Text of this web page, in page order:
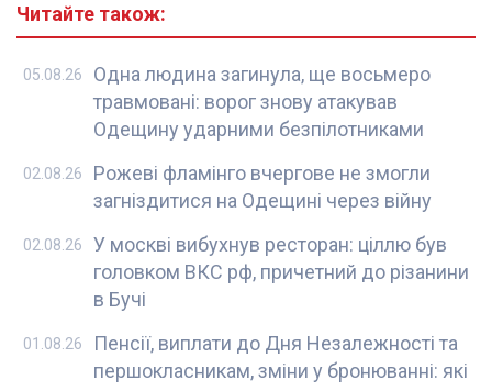
Читайте також:
Одна людина загинула, ще восьмеро
травмовані: ворог знову атакував
Одещину ударними безпілотниками
05.08.26
Рожеві фламінго вчергове не змогли
загніздитися на Одещині через війну
02.08.26
У москві вибухнув ресторан: ціллю був
головком ВКС рф, причетний до різанини
в Бучі
02.08.26
Пенсії, виплати до Дня Незалежності та
першокласникам, зміни у бронюванні: які
01.08.26